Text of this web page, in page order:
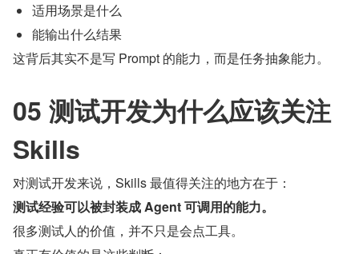
适用场景是什么
能输出什么结果
这背后其实不是写 Prompt 的能力，而是任务抽象能力。
05 测试开发为什么应该关注
Skills
对测试开发来说，Skills 最值得关注的地方在于：
测试经验可以被封装成 Agent 可调用的能力。
很多测试人的价值，并不只是会点工具。